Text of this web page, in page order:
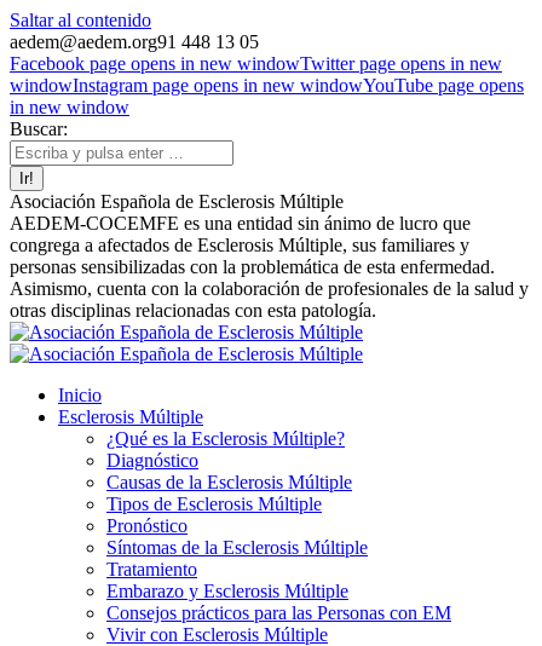
Saltar al contenido
aedem@aedem.org91 448 13 05
Facebook page opens in new windowTwitter page opens in new
windowInstagram page opens in new windowYouTube page opens
in new window
Buscar:
Asociación Española de Esclerosis Múltiple
AEDEM-COCEMFE es una entidad sin ánimo de lucro que
congrega a afectados de Esclerosis Múltiple, sus familiares y
personas sensibilizadas con la problemática de esta enfermedad.
Asimismo, cuenta con la colaboración de profesionales de la salud y
otras disciplinas relacionadas con esta patología.
Inicio
Esclerosis Múltiple
¿Qué es la Esclerosis Múltiple?
Diagnóstico
Causas de la Esclerosis Múltiple
Tipos de Esclerosis Múltiple
Pronóstico
Síntomas de la Esclerosis Múltiple
Tratamiento
Embarazo y Esclerosis Múltiple
Consejos prácticos para las Personas con EM
Vivir con Esclerosis Múltiple